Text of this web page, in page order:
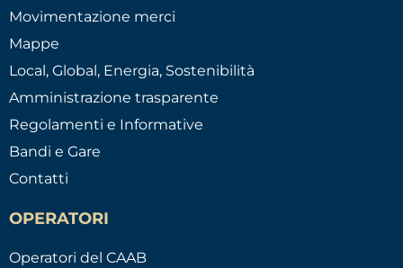
Movimentazione merci
Mappe
Local, Global, Energia, Sostenibilità
Amministrazione trasparente
Regolamenti e Informative
Bandi e Gare
Contatti
OPERATORI
Operatori del CAAB